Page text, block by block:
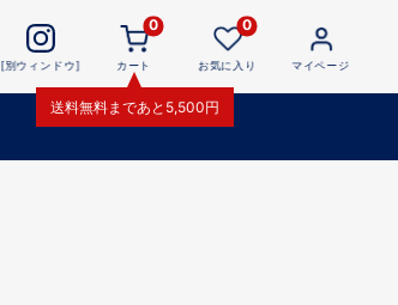
[別ウィンドウ]
0
カート
送料無料まであと 5,500円
0
お気に入り マイページ